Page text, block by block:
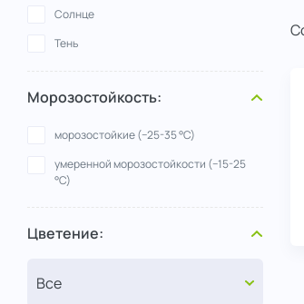
Солнце
Тень
Морозостойкость:
морозостойкие (−25-35 °С)
умеренной морозостойкости (−15-25
°С)
Цветение: